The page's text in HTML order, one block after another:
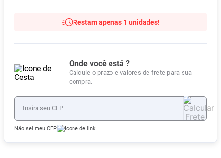
Restam apenas 1 unidades!
Onde você está ?
Calcule o prazo e valores de frete para sua
compra.
Não sei meu CEP